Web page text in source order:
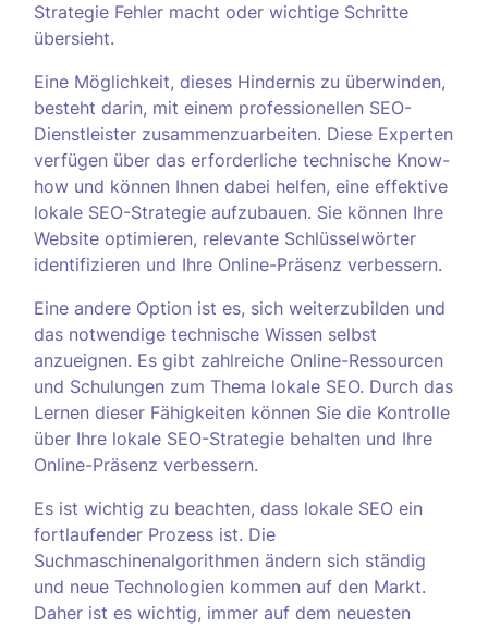
Strategie Fehler macht oder wichtige Schritte
übersieht.
Eine Möglichkeit, dieses Hindernis zu überwinden,
besteht darin, mit einem professionellen SEO-
Dienstleister zusammenzuarbeiten. Diese Experten
verfügen über das erforderliche technische Know-
how und können Ihnen dabei helfen, eine effektive
lokale SEO-Strategie aufzubauen. Sie können Ihre
Website optimieren, relevante Schlüsselwörter
identifizieren und Ihre Online-Präsenz verbessern.
Eine andere Option ist es, sich weiterzubilden und
das notwendige technische Wissen selbst
anzueignen. Es gibt zahlreiche Online-Ressourcen
und Schulungen zum Thema lokale SEO. Durch das
Lernen dieser Fähigkeiten können Sie die Kontrolle
über Ihre lokale SEO-Strategie behalten und Ihre
Online-Präsenz verbessern.
Es ist wichtig zu beachten, dass lokale SEO ein
fortlaufender Prozess ist. Die
Suchmaschinenalgorithmen ändern sich ständig
und neue Technologien kommen auf den Markt.
Daher ist es wichtig, immer auf dem neuesten